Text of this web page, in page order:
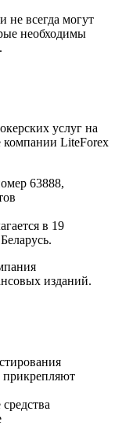
не всегда могут
необходимы
услуг на
компании LiteForex
63888,
в 19
изданий.
прикрепляют